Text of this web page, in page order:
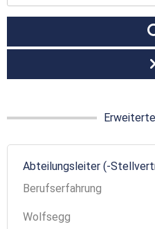
Abteilungsleiter (-
Berufserfahrung
Wolfsegg